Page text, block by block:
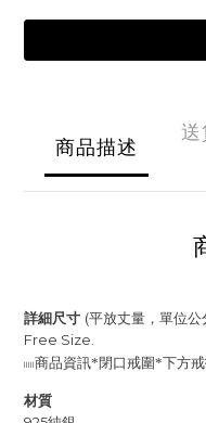
商品描述
送
詳細尺寸 (平放丈量，單位公
Free Size.
𓐃商品資訊*閉口戒圍*下方戒
材質